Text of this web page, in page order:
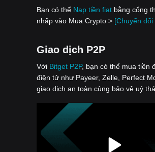
Bạn có thể Nạp tiền fiat bằng cổng
nhấp vào Mua Crypto > [Chuyển đổi
Giao dịch P2P
Với ‌Bitget P2P, bạn có thể mua tiền
điện tử như Payeer, Zelle, Perfect
giao dịch an toàn cùng bảo vệ uỷ